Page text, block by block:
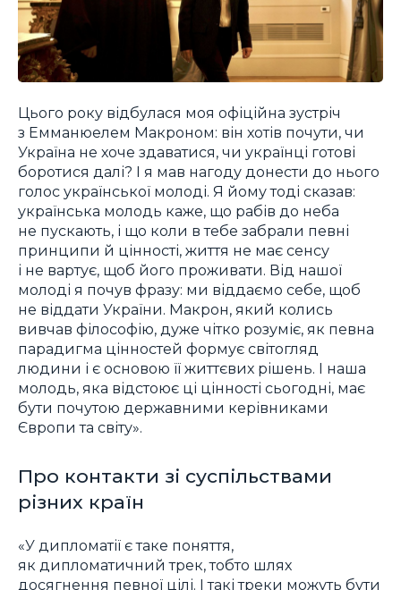
Цього року відбулася моя офіційна зустріч
з Емманюелем Макроном: він хотів почути, чи
Україна не хоче здаватися, чи українці готові
боротися далі? І я мав нагоду донести до нього
голос української молоді. Я йому тоді сказав:
українська молодь каже, що рабів до неба
не пускають, і що коли в тебе забрали певні
принципи й цінності, життя не має сенсу
і не вартує, щоб його проживати. Від нашої
молоді я почув фразу: ми віддаємо себе, щоб
не віддати України. Макрон, який колись
вивчав філософію, дуже чітко розуміє, як певна
парадигма цінностей формує світогляд
людини і є основою її життєвих рішень. І наша
молодь, яка відстоює ці цінності сьогодні, має
бути почутою державними керівниками
Європи та світу».
Про контакти зі суспільствами
різних країн
«У дипломатії є таке поняття,
як дипломатичний трек, тобто шлях
досягнення певної цілі. І такі треки можуть бути